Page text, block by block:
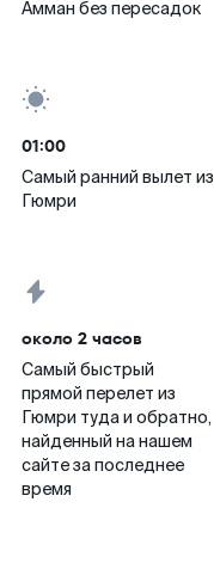
Амман без пересадок
01:00
Самый ранний вылет из
Гюмри
около 2 часов
Самый быстрый
прямой перелет из
Гюмри туда и обратно,
найденный на нашем
сайте за последнее
время